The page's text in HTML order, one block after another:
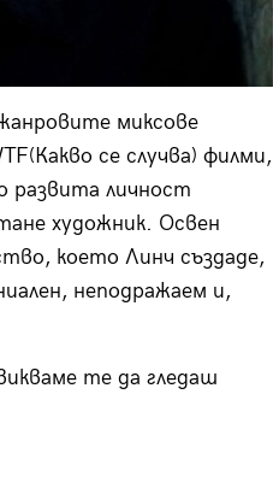
миксове
се случва) филми,
развита личност
художник. Освен
което Линч създаде,
неподражаем и,
те да гледаш